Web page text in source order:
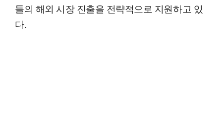
들의 해외 시장 진출을 전략적으로 지원하고 있
다.